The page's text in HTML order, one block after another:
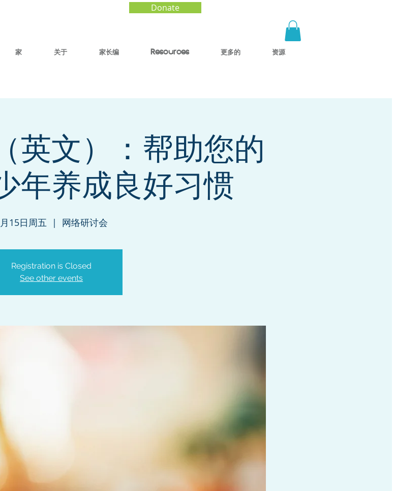
Donate
家 关于 家长编 Resources 更多的 资源
英文）：帮助您的
年养成良好习惯
15日周五
  |
网络研讨会
Registration is Closed
See other events